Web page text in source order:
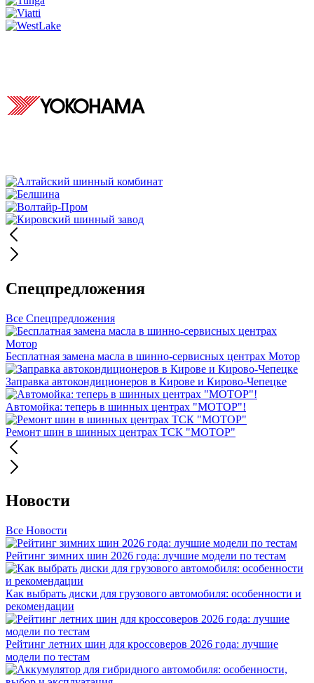
Спецпредложения
Все Спецпредложения
Бесплатная замена масла в шинно-сервисных центрах Мотор
Заправка автокондиционеров в Кирове и Кирово-Чепецке
Автомойка: теперь в шинных центрах "МОТОР"!
Ремонт шин в шинных центрах ТСК "МОТОР"
Новости
Все Новости
Рейтинг зимних шин 2026 года: лучшие модели по тестам
Как выбрать диски для грузового автомобиля: особенности и
рекомендации
Рейтинг летних шин для кроссоверов 2026 года: лучшие
модели по тестам